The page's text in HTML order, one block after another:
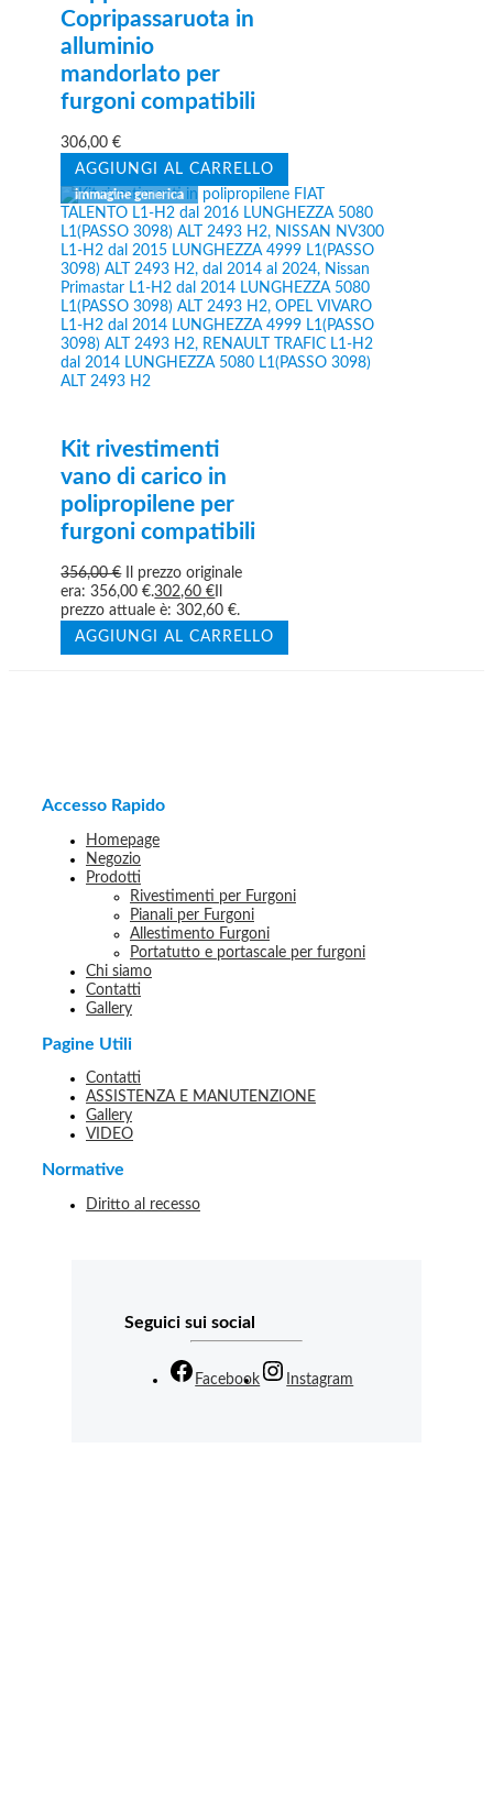
Copripassaruota in
alluminio
mandorlato per
furgoni compatibili
306,00€
AGGIUNGI AL CARRELLO
Kit rivestimenti
vano di carico in
polipropilene per
furgoni compatibili
356,00€
Il prezzo originale
era: 356,00 €.302,60€
prezzo attuale è: 302,60 €.
AGGIUNGI AL CARRELLO
Accesso Rapido
Homepage
Negozio
Prodotti
Rivestimenti per Furgoni
Pianali per Furgoni
Allestimento Furgoni
Portatutto e portascale per furgoni
Chi siamo
Contatti
Gallery
Pagine Utili
Contatti
ASSISTENZA E MANUTENZIONE
Gallery
VIDEO
Normative
Diritto al recesso
Seguici sui social
Facebook Instagram